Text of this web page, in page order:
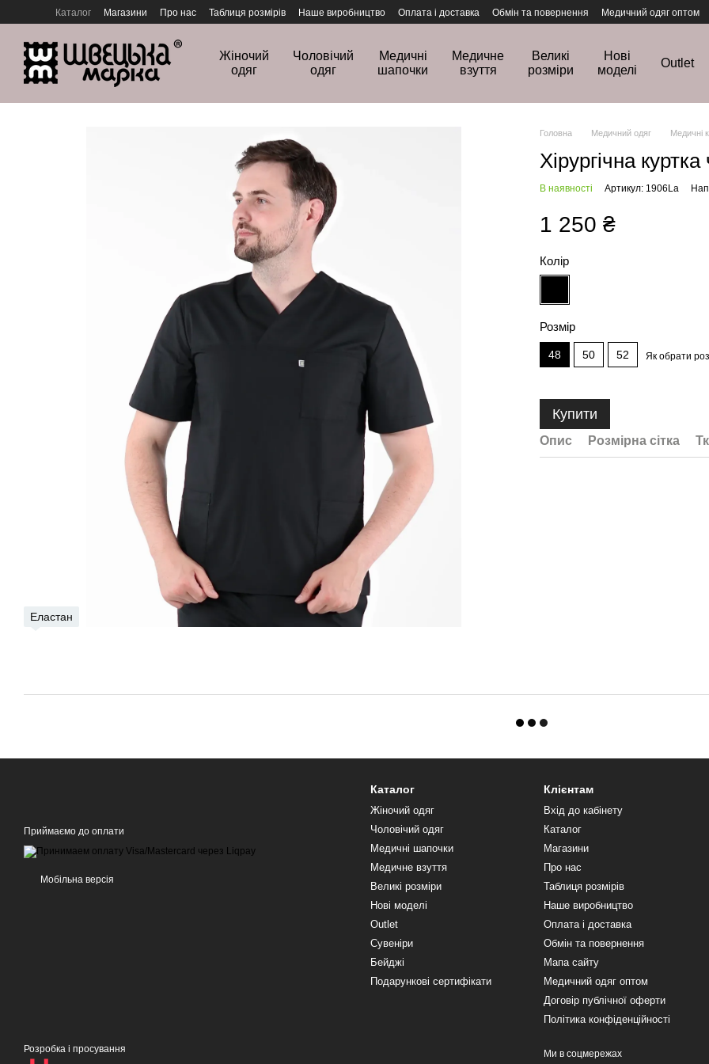
Перейти до основного контенту
Каталог Магазини Про нас Таблиця розмірів Наше виробництво Оплата і доставка Обмін та повернення Медичний одяг оптом
Жіночий
одяг
Чоловічий
одяг
Медичні
шапочки
Медичне
взуття
Великі
розміри
Нові
моделі
Outlet
Еластан
Головна Медичний одяг Медичні
Хірургічна
В наявності Артикул: 1906La
1 250 ₴
Колір
Розмір
48 50 52 Як обрати
Купити
Опис Розмірна сітка
Приймаємо до оплати
Мобільна версія
Розробка і просування
Каталог
Жіночий одяг
Чоловічий одяг
Медичні шапочки
Медичне взуття
Великі розміри
Нові моделі
Outlet
Сувеніри
Бейджі
Подарункові сертифікати
Клієнтам
Вхід до кабінету
Каталог
Магазини
Про нас
Таблиця розмірів
Наше виробництво
Оплата і доставка
Обмін та повернення
Мапа сайту
Медичний одяг оптом
Договір публічної оферти
Політика конфіденційності
Ми в соцмережах